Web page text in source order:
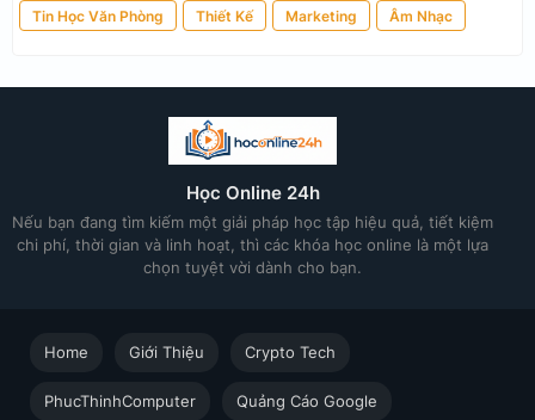
Tin Học Văn Phòng Thiết Kế Marketing Âm Nhạc
Học Online 24h
Nếu bạn đang tìm kiếm một giải pháp học tập hiệu quả, tiết kiệm
chi phí, thời gian và linh hoạt, thì các khóa học online là một lựa
chọn tuyệt vời dành cho bạn.
Home Giới Thiệu Crypto Tech
PhucThinhComputer Quảng Cáo Google